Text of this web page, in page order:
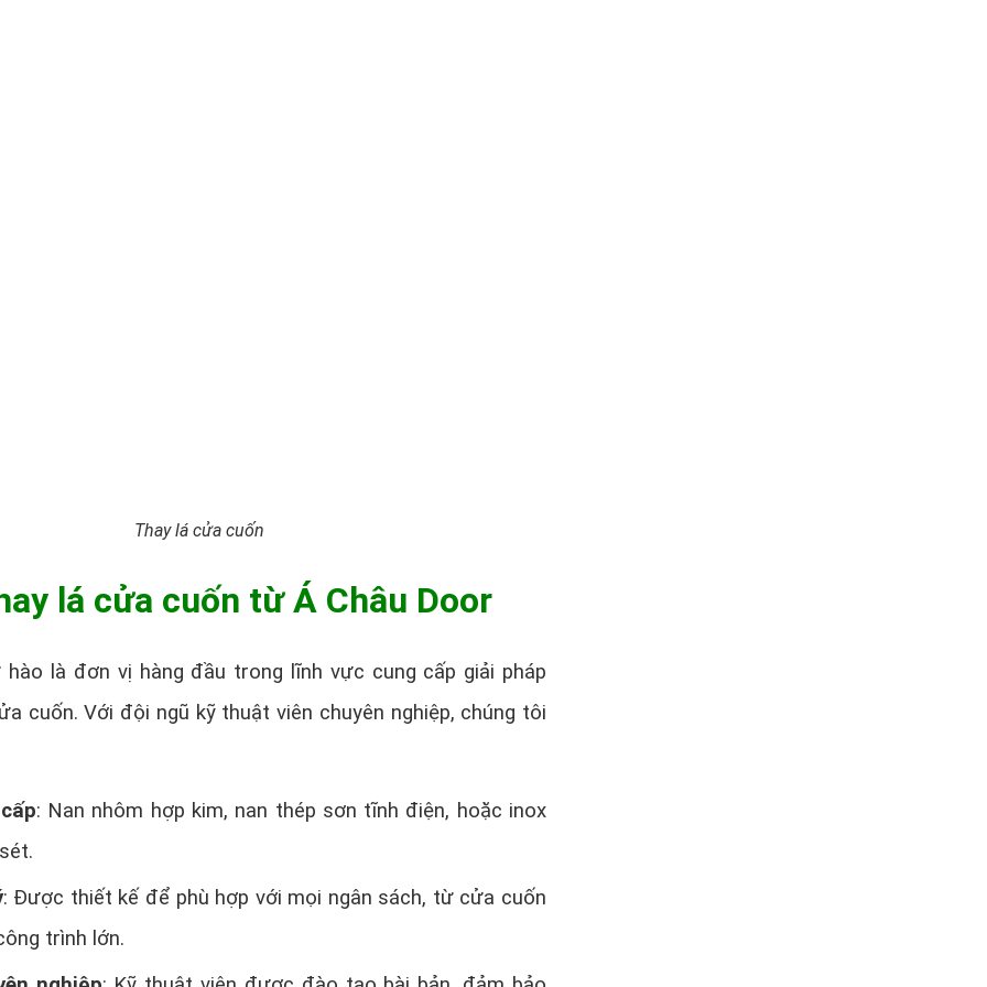
Thay lá cửa cuốn
lá cửa cuốn từ Á Châu Door
là đơn vị hàng đầu trong lĩnh vực cung cấp giải pháp
cuốn. Với đội ngũ kỹ thuật viên chuyên nghiệp, chúng tôi
: Nan nhôm hợp kim, nan thép sơn tĩnh điện, hoặc inox
: Được thiết kế để phù hợp với mọi ngân sách, từ cửa cuốn
trình lớn.